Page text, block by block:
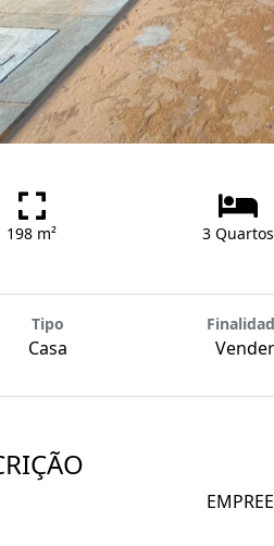
198 m² 3 Quartos
Tipo
Casa Vender